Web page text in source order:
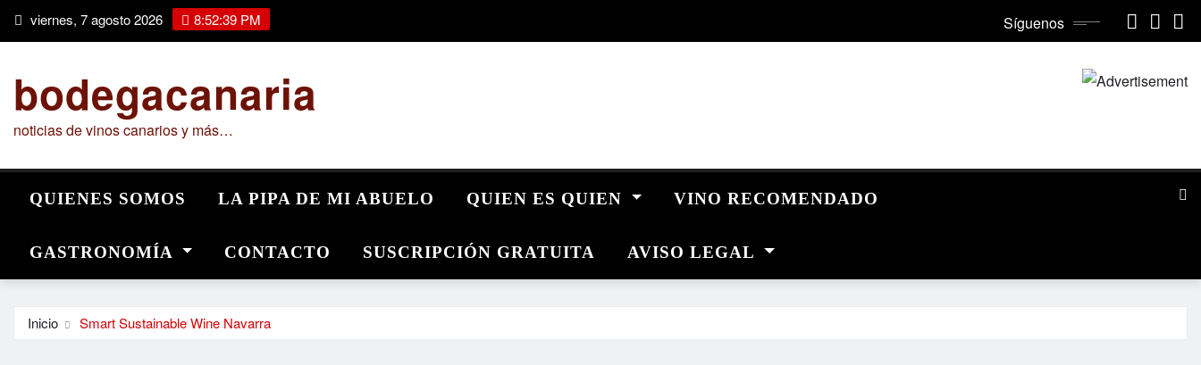
Saltar viernes, 7 agosto 2026 8:52:41 PM Síguenos
bodegacanaria
noticias de vinos canarios y más…
QUIENES SOMOS LA PIPA DE MI ABUELO QUIEN ES QUIEN VINO RECOMENDADO
GASTRONOMÍA CONTACTO SUSCRIPCIÓN GRATUITA AVISO LEGAL
Inicio Smart Sustainable Wine Navarra